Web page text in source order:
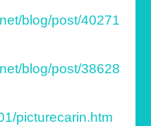
blog/post/40271
blog/post/38628
picturecarin.htm